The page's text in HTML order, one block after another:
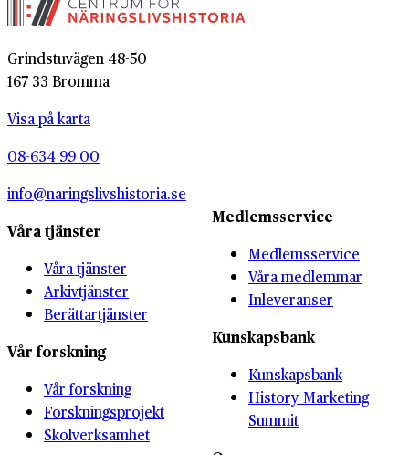
Grindstuvägen 48-50
167 33 Bromma
Visa på karta
08-634 99 00
info@naringslivshistoria.se
Våra tjänster
Våra tjänster
Arkivtjänster
Berättartjänster
Vår forskning
Vår forskning
Forskningsprojekt
Skolverksamhet
Medlemsservice
Medlemsservice
Våra medlemmar
Inleveranser
Kunskapsbank
Kunskapsbank
History Marketing
Summit